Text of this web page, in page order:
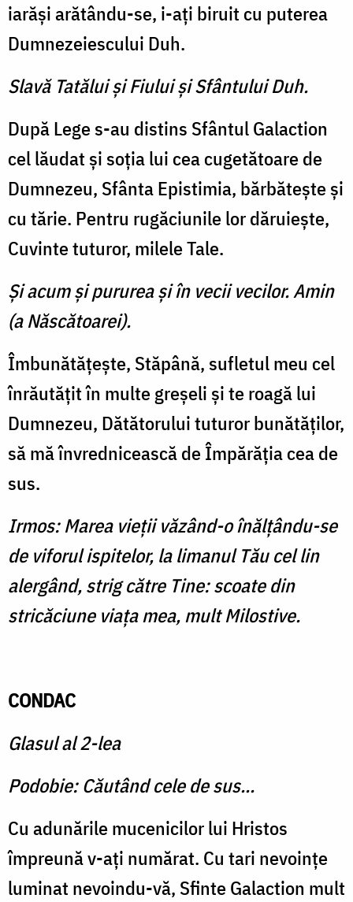
iarăşi arătându-se, i-aţi biruit cu puterea
Dumnezeiescului Duh.
Slavă Tatălui şi Fiului şi Sfântului Duh.
După Lege s-au distins Sfântul Galaction
cel lăudat şi soţia lui cea cugetătoare de
Dumnezeu, Sfânta Epistimia, bărbăteşte şi
cu tărie. Pentru rugăciunile lor dăruieşte,
Cuvinte tuturor, milele Tale.
Şi acum şi pururea şi în vecii vecilor. Amin
(a Născătoarei).
Îmbunătăţeşte, Stăpână, sufletul meu cel
înrăutăţit în multe greşeli şi te roagă lui
Dumnezeu, Dătătorului tuturor bunătăţilor,
să mă învrednicească de Împărăţia cea de
sus.
Irmos: Marea vieţii văzând-o înălţându-se
de viforul ispitelor, la limanul Tău cel lin
alergând, strig către Tine: scoate din
stricăciune viaţa mea, mult Milostive.
CONDAC
Glasul al 2-lea
Podobie: Căutând cele de sus...
Cu adunările mucenicilor lui Hristos
împreună v-aţi numărat. Cu tari nevoinţe
luminat nevoindu-vă, Sfinte Galaction mult